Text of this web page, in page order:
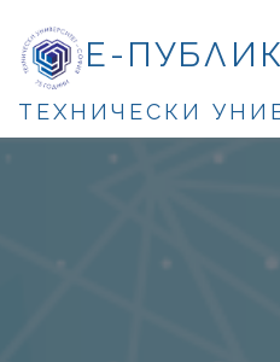
Е-
ТЕХНИЧЕСКИ